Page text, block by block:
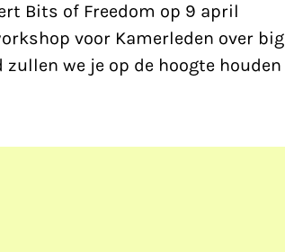
Bits of Freedom op 9 april
voor Kamerleden over big
we je op de hoogte houden